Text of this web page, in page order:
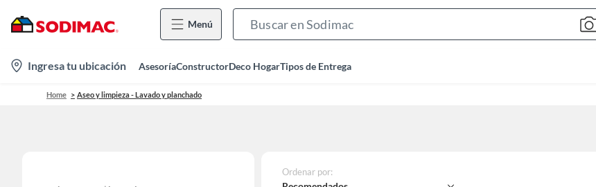
Menú
Bar
location-
icon
Ingresa tu ubicación AsesoríaConstructorDeco HogarTipos de Entrega
Home Aseo y limpieza - Lavado y planchado
Ordenar por: